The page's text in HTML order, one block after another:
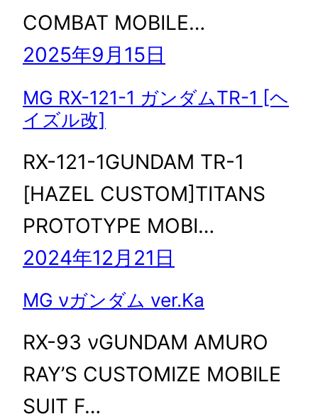
COMBAT MOBILE…
2025年9月15日
MG RX-121-1 ガンダムTR-1 [ヘ
イズル改]
RX-121-1GUNDAM TR-1
[HAZEL CUSTOM]TITANS
PROTOTYPE MOBI…
2024年12月21日
MG νガンダム ver.Ka
RX-93 νGUNDAM AMURO
RAY’S CUSTOMIZE MOBILE
SUIT F…